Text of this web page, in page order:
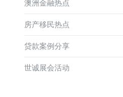
澳洲金融热点
房产移民热点
贷款案例分享
世诚展会活动